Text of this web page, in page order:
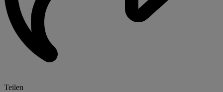
Teilen